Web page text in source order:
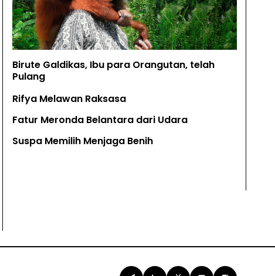
Birute Galdikas, Ibu para Orangutan, telah
Pulang
Rifya Melawan Raksasa
Fatur Meronda Belantara dari Udara
Suspa Memilih Menjaga Benih